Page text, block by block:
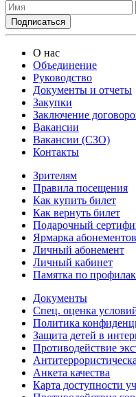
О нас
Объединение
Руководство
Документы и отчеты
Закупки
Заключение
Вакансии
Вакансии (СЗО)
Контакты
Зрителям
Правила посещения
Как купить билет
Как вернуть билет
Подарочный
Ярмарка абонементов
Личный абонемент
Личный кабинет
Памятка по
Документы
Спец. оценка
Политика
Защита детей в
Противодействие
Анкета качества
Карта доступности